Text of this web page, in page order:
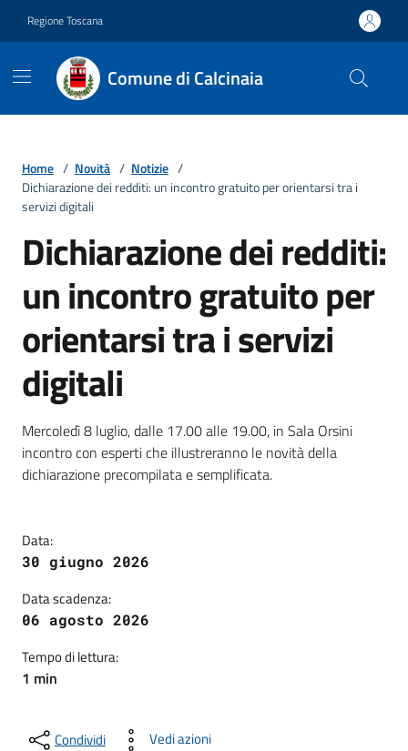
Regione Toscana
Comune di Calcinaia
Home / Novità / Notizie /
Dichiarazione dei redditi: un incontro gratuito per orientarsi tra i
servizi digitali
Dichiarazione dei redditi:
un incontro gratuito per
orientarsi tra i servizi
digitali
Dettagli della notizia
Mercoledì 8 luglio, dalle 17.00 alle 19.00, in Sala Orsini
incontro con esperti che illustreranno le novità della
dichiarazione precompilata e semplificata.
Data:
30 giugno 2026
Data scadenza:
06 agosto 2026
Tempo di lettura:
1 min
Condividi Vedi azioni